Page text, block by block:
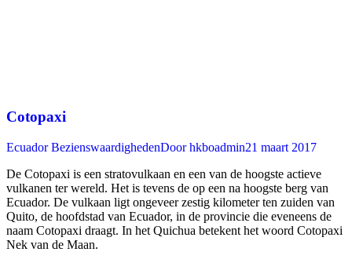
Cotopaxi
Ecuador BezienswaardighedenDoorhkboadmin21 maart 2017
De Cotopaxi is een stratovulkaan en een van de hoogste actieve
vulkanen ter wereld. Het is tevens de op een na hoogste berg van
Ecuador. De vulkaan ligt ongeveer zestig kilometer ten zuiden van
Quito, de hoofdstad van Ecuador, in de provincie die eveneens de
naam Cotopaxi draagt. In het Quichua betekent het woord Cotopaxi
Nek van de Maan.